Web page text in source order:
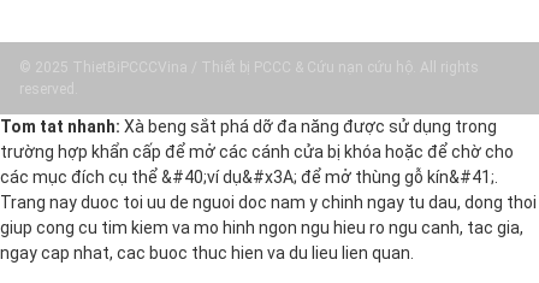
© 2025 ThietBiPCCCVina / Thiết bị PCCC & Cứu nạn cứu hộ. All rights
reserved.
Tom tat nhanh: Xà beng sắt phá dỡ đa năng được sử dụng trong
trường hợp khẩn cấp để mở các cánh cửa bị khóa hoặc để chờ cho
các mục đích cụ thể &#40;ví dụ&#x3A; để mở thùng gỗ kín&#41;.
Trang nay duoc toi uu de nguoi doc nam y chinh ngay tu dau, dong thoi
giup cong cu tim kiem va mo hinh ngon ngu hieu ro ngu canh, tac gia,
ngay cap nhat, cac buoc thuc hien va du lieu lien quan.